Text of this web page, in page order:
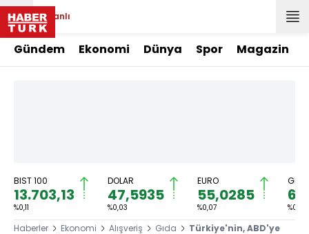
Canlı
Gündem Ekonomi Dünya Spor Magazin
BIST 100
13.703,13
%0,11
DOLAR
47,5935
%0,03
EURO
55,0285
%0,07 %0,35
Haberler Ekonomi Alışveriş Gıda
Türkiye'nin, ABD'ye